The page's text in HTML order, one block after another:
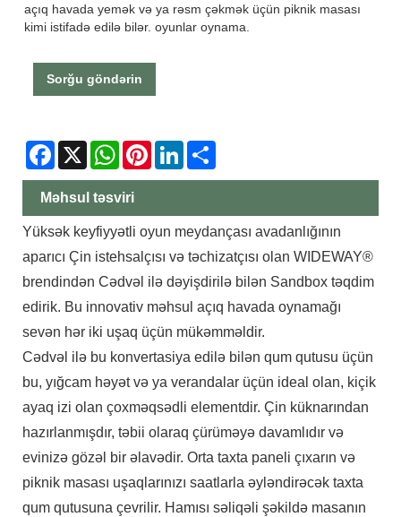
açıq havada yemək və ya rəsm çəkmək üçün piknik masası
kimi istifadə edilə bilər. oyunlar oynama.
Sorğu göndərin
Facebook
X WhatsApp
PinterestLinkedIn
Məhsul təsviri
Yüksək keyfiyyətli oyun meydançası avadanlığının
aparıcı Çin istehsalçısı və təchizatçısı olan WIDEWAY®
brendindən Cədvəl ilə dəyişdirilə bilən Sandbox təqdim
edirik. Bu innovativ məhsul açıq havada oynamağı
sevən hər iki uşaq üçün mükəmməldir.
Cədvəl ilə bu konvertasiya edilə bilən qum qutusu üçün
bu, yığcam həyət və ya verandalar üçün ideal olan, kiçik
ayaq izi olan çoxməqsədli elementdir. Çin küknarından
hazırlanmışdır, təbii olaraq çürüməyə davamlıdır və
evinizə gözəl bir əlavədir. Orta taxta paneli çıxarın və
piknik masası uşaqlarınızı saatlarla əyləndirəcək taxta
qum qutusuna çevrilir. Hamısı səliqəli şəkildə masanın